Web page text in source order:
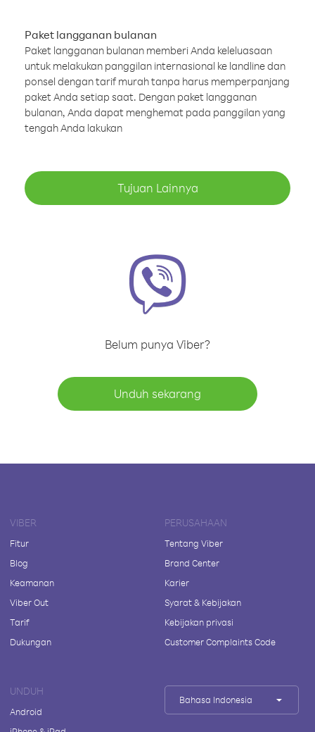
Paket langganan bulanan
Paket langganan bulanan memberi Anda keleluasaan
untuk melakukan panggilan internasional ke landline dan
ponsel dengan tarif murah tanpa harus memperpanjang
paket Anda setiap saat. Dengan paket langganan
bulanan, Anda dapat menghemat pada panggilan yang
tengah Anda lakukan
Tujuan Lainnya
Belum punya Viber?
Unduh sekarang
VIBER
Fitur
Blog
Keamanan
Viber Out
Tarif
Dukungan
PERUSAHAAN
Tentang Viber
Brand Center
Karier
Syarat & Kebijakan
Kebijakan privasi
Customer Complaints Code
UNDUH
Android
Bahasa Indonesia